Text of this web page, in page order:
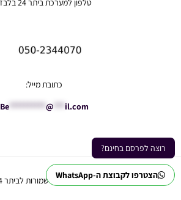
הצטרפו לקבוצת ה-WhatsApp
רוצה לפרסם בחינם?
טלפון למערכת ביתר 24 בלבד:
כתובת מייל:
Be********** @ *** il.com
Ⓒ כל הזכויות שמורות לביתר 24